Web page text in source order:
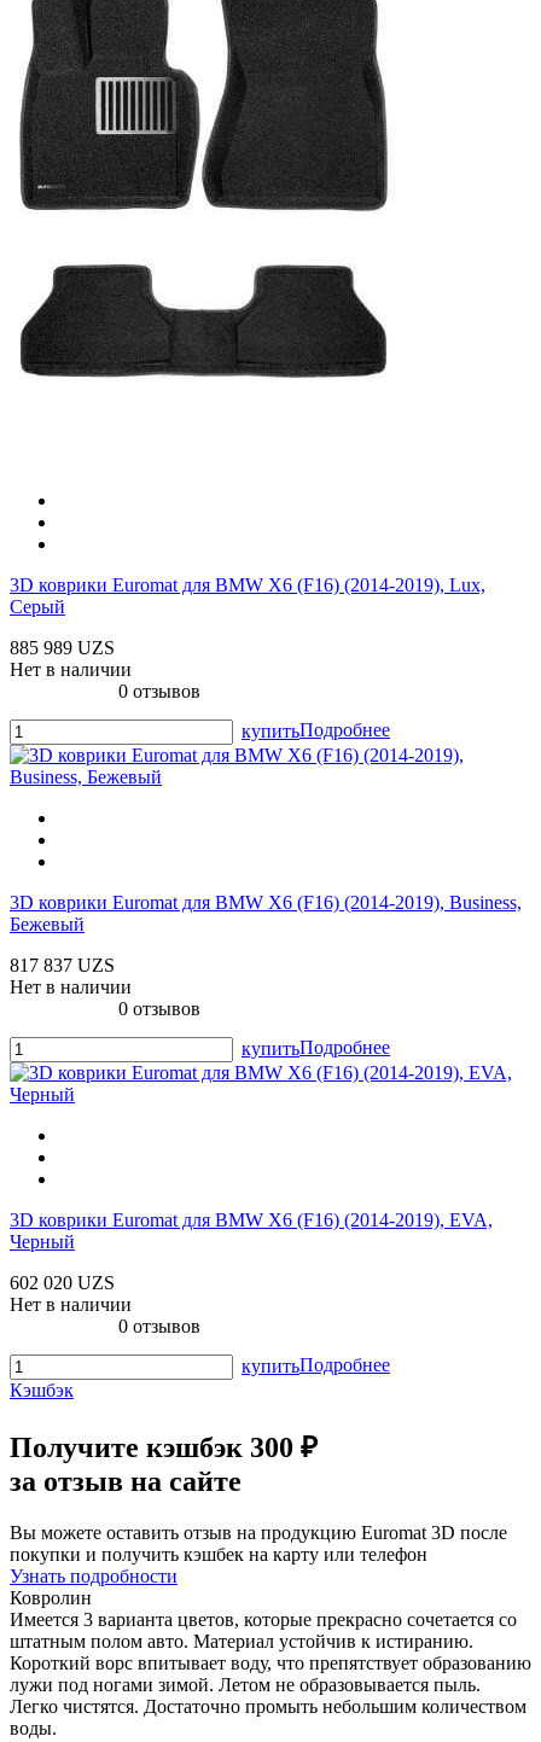
3D коврики Euromat для BMW X6 (F16) (2014-2019), Lux,
Серый
885 989 UZS
Нет в наличии
0 отзывов
купитьПодробнее
3D коврики Euromat для BMW X6 (F16) (2014-2019), Business,
Бежевый
817 837 UZS
Нет в наличии
0 отзывов
купитьПодробнее
3D коврики Euromat для BMW X6 (F16) (2014-2019), EVA,
Черный
602 020 UZS
Нет в наличии
0 отзывов
купитьПодробнее
Кэшбэк
Получите кэшбэк 300 ₽
за отзыв на сайте
Вы можете оставить отзыв на продукцию Euromat 3D после
покупки и получить кэшбек на карту или телефон
Узнать подробности
Ковролин
Имеется 3 варианта цветов, которые прекрасно сочетается со
штатным полом авто. Материал устойчив к истиранию.
Короткий ворс впитывает воду, что препятствует образованию
лужи под ногами зимой. Летом не образовывается пыль.
Легко чистятся. Достаточно промыть небольшим количеством
воды.